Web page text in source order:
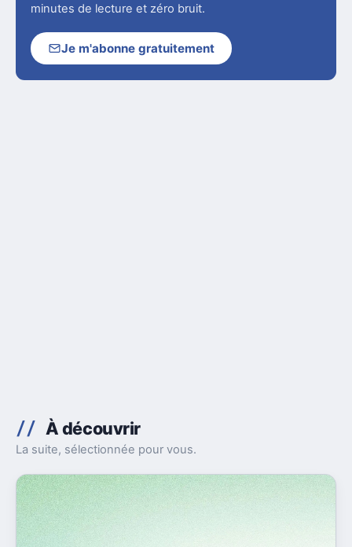
minutes de lecture et zéro bruit.
Je m'abonne gratuitement
À découvrir
La suite, sélectionnée pour vous.